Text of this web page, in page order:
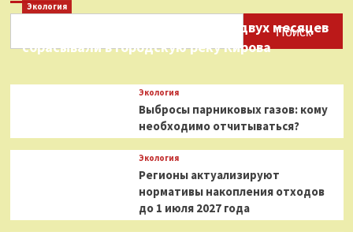
Поиск
Экология
Нефтепродукты на протяжении двух месяцев
сбрасывали в городскую реку Кирова
Экология
Выбросы парниковых газов: кому
необходимо отчитываться?
Экология
Регионы актуализируют
нормативы накопления отходов
до 1 июля 2027 года